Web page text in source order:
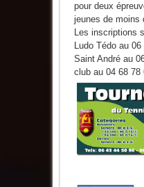
pour deux
jeunes de moins
Les inscriptions
Ludo Tédo au
Saint André au
club au 04 68 78